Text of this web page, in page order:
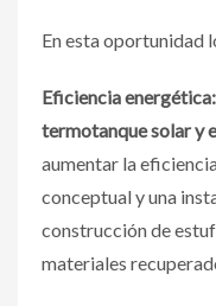
En esta oportunidad
Eficiencia
termotanque solar y
aumentar la
conceptual y una
construcción de
materiales